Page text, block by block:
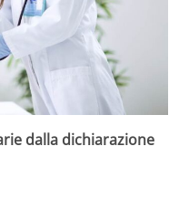
dalla dichiarazione